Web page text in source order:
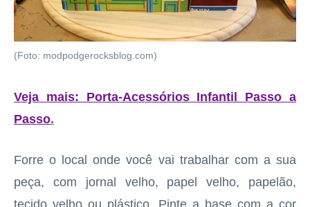
(Foto: modpodgerocksblog.com)
Veja mais: Porta-Acessórios Infantil Passo a
Passo.
Forre o local onde você vai trabalhar com a sua
peça, com jornal velho, papel velho, papelão,
tecido velho ou plástico. Pinte a base com a cor